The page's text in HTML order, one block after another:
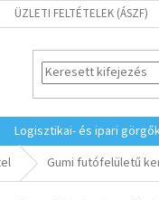
ÜZLETI FELTÉTELEK (ÁSZF)
Logisztikai- és ipari
Gumi futófelületű